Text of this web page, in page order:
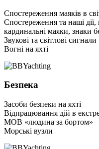
Спостереження маяків в
Спостереження та наші
кардинальні маяки, знаки
Звукові та світлові сигнали
Вогні на яхті
Безпека
Засоби безпеки на яхті
Відпрацювання дій в
МОВ «людина за бортом»
Морські вузли